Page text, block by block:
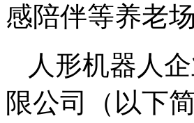
感陪伴等养老
人形机器人
限公司（以下